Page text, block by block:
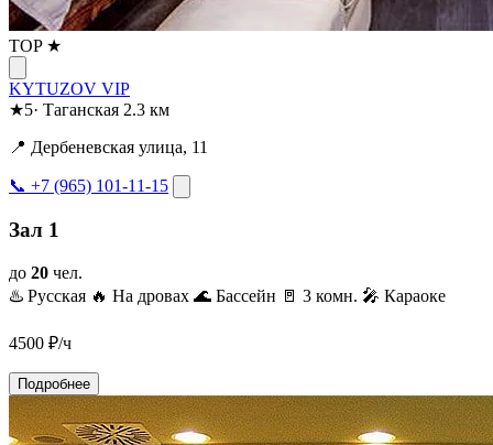
TOP ★
KYTUZOV VIP
★5· Таганская 2.3 км
📍 Дербеневская улица, 11
📞 +7 (965) 101-11-15
Зал 1
до 20 чел.
♨️ Русская 🔥 На дровах 🌊 Бассейн 🚪 3 комн. 🎤 Караоке
4500 ₽/ч
Подробнее